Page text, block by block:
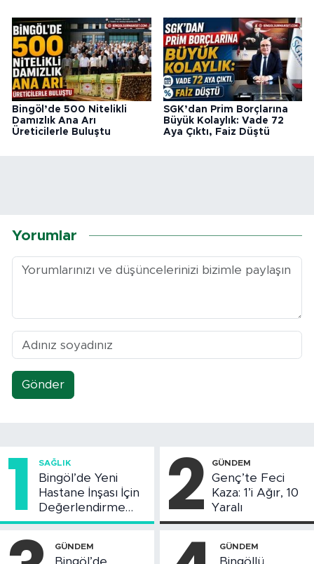
Bingöl’de 500 Nitelikli
Damızlık Ana Arı
Üreticilerle Buluştu
SGK’dan Prim Borçlarına
Büyük Kolaylık: Vade 72
Aya Çıktı, Faiz Düştü
Yorumlar
Gönder
1 SAĞLIK
Bingöl’de Yeni
Hastane İnşası İçin
Değerlendirme
Toplantısı Yapıldı
2 GÜNDEM
Genç’te Feci
Kaza: 1’i Ağır, 10
Yaralı
GÜNDEM
Bingöl’de
GÜNDEM
Bingöllü